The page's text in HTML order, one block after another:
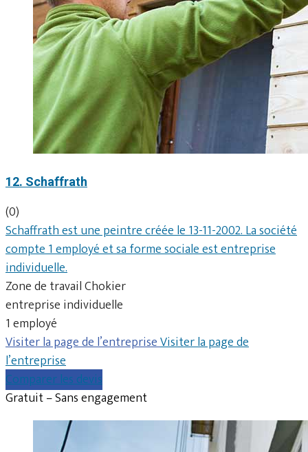
12. Schaffrath
(0)
Schaffrath est une peintre créée le 13-11-2002. La société
compte 1 employé et sa forme sociale est entreprise
individuelle.
Zone de travail Chokier
entreprise individuelle
1 employé
Visiter la page de l’entrepriseVisiter la page de
l’entreprise
Comparer les devis
Gratuit – Sans engagement